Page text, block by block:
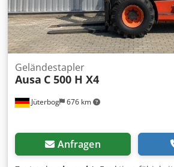
Jüterbog 676 km
Geländestapler
Ausa C 500 H X4
Anfragen